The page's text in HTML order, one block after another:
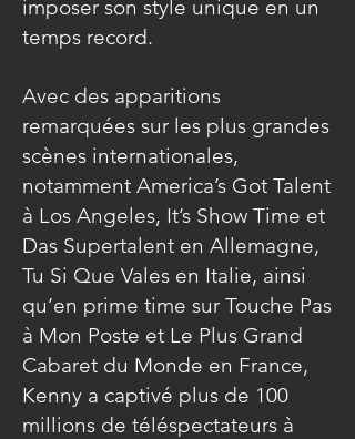
imposer son style unique en un
temps record.
Avec des apparitions
remarquées sur les plus grandes
scènes internationales,
notamment America’s Got Talent
à Los Angeles, It’s Show Time et
Das Supertalent en Allemagne,
Tu Si Que Vales en Italie, ainsi
qu’en prime time sur Touche Pas
à Mon Poste et Le Plus Grand
Cabaret du Monde en France,
Kenny a captivé plus de 100
millions de téléspectateurs à